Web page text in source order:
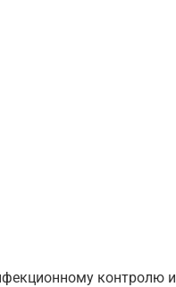
контролю и